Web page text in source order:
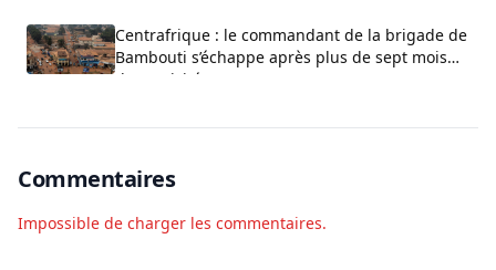
Centrafrique : le commandant de la brigade de
Bambouti s’échappe après plus de sept mois
de captivité
Commentaires
Impossible de charger les commentaires.